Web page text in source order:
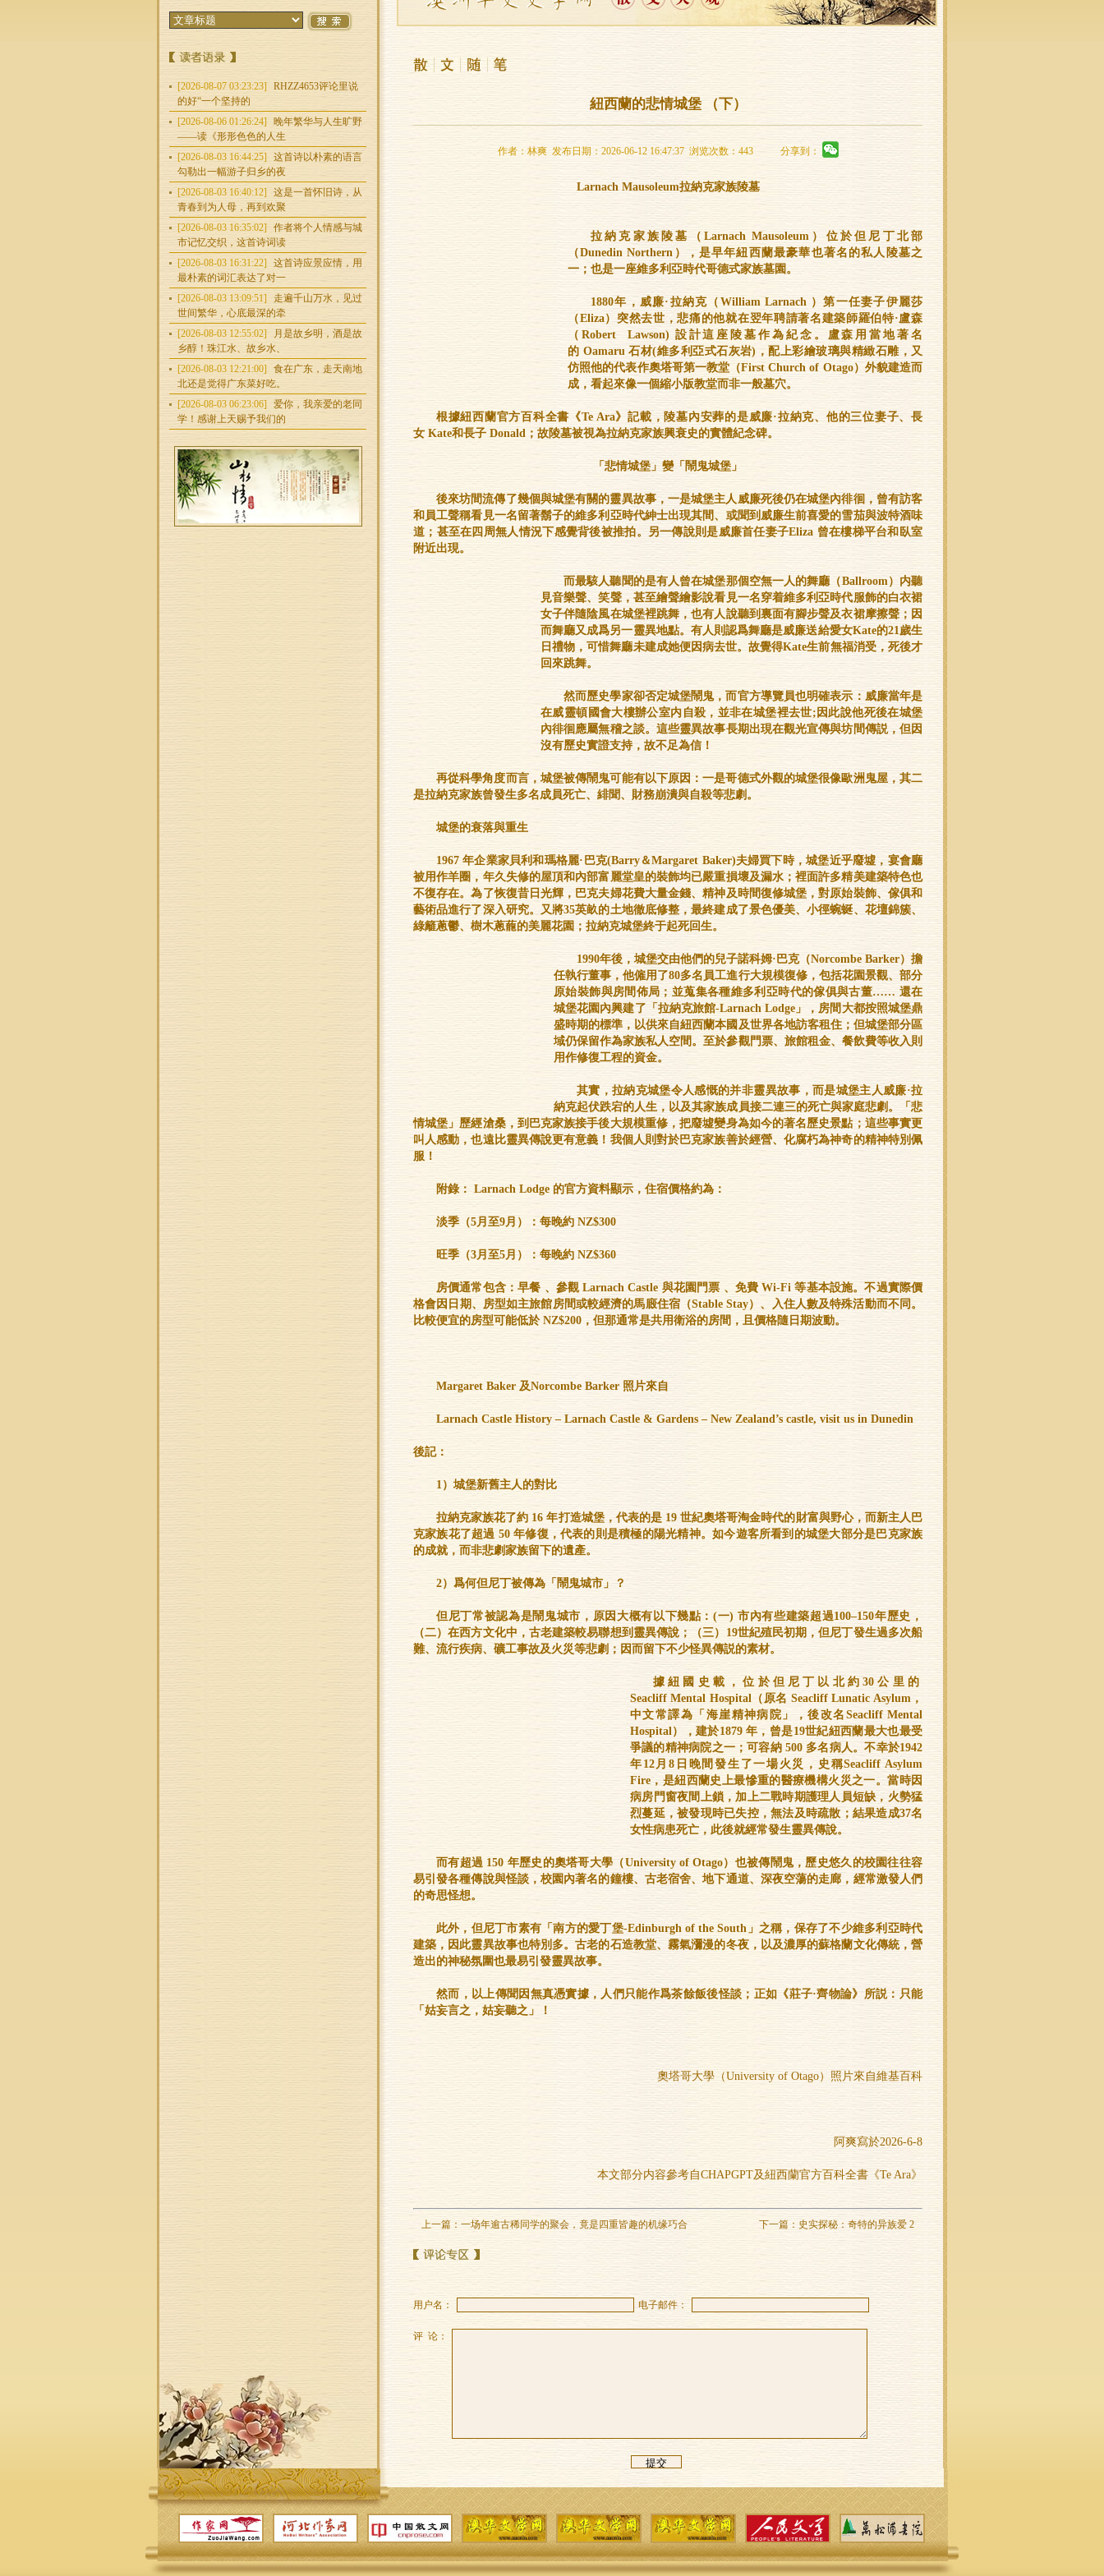
[2026-08-07 03:23:23]
RHZZ4653评论里说
的好“一个坚持的
[2026-08-06 01:26:24]
晚年繁华与人生旷野
——读《形形色色的人生
[2026-08-03 16:44:25]
这首诗以朴素的语言
勾勒出一幅游子归乡的夜
[2026-08-03 16:40:12]
这是一首怀旧诗，从
青春到为人母，再到欢聚
[2026-08-03 16:35:02]
作者将个人情感与城
市记忆交织，这首诗词读
[2026-08-03 16:31:22]
这首诗应景应情，用
最朴素的词汇表达了对一
[2026-08-03 13:09:51]
走遍千山万水，见过
世间繁华，心底最深的牵
[2026-08-03 12:55:02]
月是故乡明，酒是故
乡醇！珠江水、故乡水、
[2026-08-03 12:21:00]
食在广东，走天南地
北还是觉得广东菜好吃。
[2026-08-03 06:23:06]
爱你，我亲爱的老同
学！感谢上天赐予我们的
紐西蘭的悲情城堡 （下）
作者：林爽 发布日期：2026-06-12 16:47:37 浏览次数：443 分享到：
Larnach Mausoleum拉納克家族陵墓
拉納克家族陵墓（Larnach Mausoleum）位於但尼丁北部
（Dunedin Northern），是早年紐西蘭最豪華也著名的私人陵墓之
一；也是一座維多利亞時代哥德式家族墓園。
1880年，威廉·拉納克（William Larnach ）第一任妻子伊麗莎
（Eliza）突然去世，悲痛的他就在翌年聘請著名建築師羅伯特·盧森
（Robert Lawson) 設計這座陵墓作為紀念。盧森用當地著名
的 Oamaru 石材(維多利亞式石灰岩)，配上彩繪玻璃與精緻石雕，又
仿照他的代表作奧塔哥第一教堂（First Church of Otago）外貌建造而
成，看起來像一個縮小版教堂而非一般墓穴。
根據紐西蘭官方百科全書《Te Ara》記載，陵墓內安葬的是威廉·拉納克、他的三位妻子、長
女 Kate和長子 Donald；故陵墓被視為拉納克家族興衰史的實體紀念碑。
「悲情城堡」變「鬧鬼城堡」
後來坊間流傳了幾個與城堡有關的靈異故事，一是城堡主人威廉死後仍在城堡內徘徊，曾有訪客
和員工聲稱看見一名留著鬍子的維多利亞時代紳士出現其間、或聞到威廉生前喜愛的雪茄與波特酒味
道；甚至在四周無人情況下感覺背後被推拍。另一傳說則是威廉首任妻子Eliza 曾在樓梯平台和臥室
附近出現。
而最駭人聽聞的是有人曾在城堡那個空無一人的舞廳（Ballroom）内聽
見音樂聲、笑聲，甚至繪聲繪影說看見一名穿着維多利亞時代服飾的白衣裙
女子伴隨陰風在城堡裡跳舞，也有人說聽到裏面有腳步聲及衣裙摩擦聲；因
而舞廳又成爲另一靈異地點。有人則認爲舞廳是威廉送給愛女Kate的21歲生
日禮物，可惜舞廳未建成她便因病去世。故覺得Kate生前無福消受，死後才
回來跳舞。
然而歷史學家卻否定城堡鬧鬼，而官方導覽員也明確表示：威廉當年是
在威靈頓國會大樓辦公室内自殺，並非在城堡裡去世;因此說他死後在城堡
內徘徊應屬無稽之談。這些靈異故事長期出現在觀光宣傳與坊間傳説，但因
沒有歷史實證支持，故不足為信！
再從科學角度而言，城堡被傳鬧鬼可能有以下原因：一是哥德式外觀的城堡很像歐洲鬼屋，其二
是拉納克家族曾發生多名成員死亡、緋聞、財務崩潰與自殺等悲劇。
城堡的衰落與重生
1967 年企業家貝利和瑪格麗·巴克(Barry＆Margaret Baker)夫婦買下時，城堡近乎廢墟，宴會廳
被用作羊圈，年久失修的屋頂和內部富麗堂皇的裝飾均已嚴重損壞及漏水；裡面許多精美建築特色也
不復存在。為了恢復昔日光輝，巴克夫婦花費大量金錢、精神及時間復修城堡，對原始裝飾、傢俱和
藝術品進行了深入研究。又將35英畝的土地徹底修整，最終建成了景色優美、小徑蜿蜒、花壇錦簇、
綠籬蔥鬱、樹木蔥蘢的美麗花園；拉納克城堡終于起死回生。
1990年後，城堡交由他們的兒子諾科姆·巴克（Norcombe Barker）擔
任執行董事，他僱用了80多名員工進行大規模復修，包括花園景觀、部分
原始裝飾與房間佈局；並蒐集各種維多利亞時代的傢俱與古董…… 還在
城堡花園內興建了「拉納克旅館-Larnach Lodge」，房間大都按照城堡鼎
盛時期的標準，以供來自紐西蘭本國及世界各地訪客租住；但城堡部分區
域仍保留作為家族私人空間。至於參觀門票、旅館租金、餐飲費等收入則
用作修復工程的資金。
其實，拉納克城堡令人感慨的并非靈異故事，而是城堡主人威廉·拉
納克起伏跌宕的人生，以及其家族成員接二連三的死亡與家庭悲劇。「悲
情城堡」歷經滄桑，到巴克家族接手後大規模重修，把廢墟變身為如今的著名歷史景點；這些事實更
叫人感動，也遠比靈異傳說更有意義！我個人則對於巴克家族善於經營、化腐朽為神奇的精神特別佩
服！
附錄： Larnach Lodge 的官方資料顯示，住宿價格約為：
淡季（5月至9月）：每晚約 NZ$300
旺季（3月至5月）：每晚約 NZ$360
房價通常包含：早餐 、參觀 Larnach Castle 與花園門票 、免費 Wi-Fi 等基本設施。不過實際價
格會因日期、房型如主旅館房間或較經濟的馬廄住宿（Stable Stay）、入住人數及特殊活動而不同。
比較便宜的房型可能低於 NZ$200，但那通常是共用衛浴的房間，且價格隨日期波動。
Margaret Baker 及Norcombe Barker 照片來自
Larnach Castle History – Larnach Castle & Gardens – New Zealand’s castle, visit us in Dunedin
後記：
1）城堡新舊主人的對比
拉納克家族花了約 16 年打造城堡，代表的是 19 世紀奧塔哥淘金時代的財富與野心，而新主人巴
克家族花了超過 50 年修復，代表的則是積極的陽光精神。如今遊客所看到的城堡大部分是巴克家族
的成就，而非悲劇家族留下的遺產。
2）爲何但尼丁被傳為「鬧鬼城市」？
但尼丁常被認為是鬧鬼城市，原因大概有以下幾點：(一) 市內有些建築超過100–150年歷史，
（二）在西方文化中，古老建築較易聯想到靈異傳說；（三）19世紀殖民初期，但尼丁發生過多次船
難、流行疾病、礦工事故及火災等悲劇；因而留下不少怪異傳説的素材。
據紐國史載，位於但尼丁以北約30公里的
Seacliff Mental Hospital（原名 Seacliff Lunatic Asylum，
中文常譯為「海崖精神病院」，後改名Seacliff Mental
Hospital），建於1879 年，曾是19世紀紐西蘭最大也最受
爭議的精神病院之一；可容納 500 多名病人。不幸於1942
年12月8日晚間發生了一場火災，史稱Seacliff Asylum
Fire，是紐西蘭史上最慘重的醫療機構火災之一。當時因
病房門窗夜間上鎖，加上二戰時期護理人員短缺，火勢猛
烈蔓延，被發現時已失控，無法及時疏散；結果造成37名
女性病患死亡，此後就經常發生靈異傳說。
而有超過 150 年歷史的奧塔哥大學（University of Otago）也被傳鬧鬼，歷史悠久的校園往往容
易引發各種傳說與怪談，校園內著名的鐘樓、古老宿舍、地下通道、深夜空蕩的走廊，經常激發人們
的奇思怪想。
此外，但尼丁市素有「南方的愛丁堡-Edinburgh of the South」之稱，保存了不少維多利亞時代
建築，因此靈異故事也特別多。古老的石造教堂、霧氣瀰漫的冬夜，以及濃厚的蘇格蘭文化傳統，營
造出的神秘氛圍也最易引發靈異故事。
然而，以上傳聞因無真憑實據，人們只能作爲茶餘飯後怪談；正如《莊子·齊物論》所説：只能
「姑妄言之，姑妄聽之」！
奧塔哥大學（University of Otago）照片來自維基百科
阿爽寫於2026-6-8
本文部分内容參考自CHAPGPT及紐西蘭官方百科全書《Te Ara》
上一篇： 一场年逾古稀同学的聚会，竟是四重皆趣的机缘巧合 下一篇： 史实探秘：奇特的异族爱 2
用户名： 电子邮件：
评 论：